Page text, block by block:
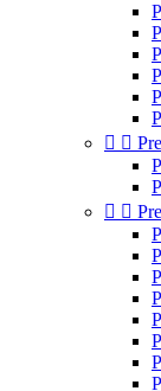
 
 